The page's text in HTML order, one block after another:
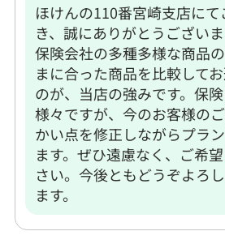
ほけんの110番宮崎支店に
き、誠にありがとうございま
保険会社の多種多様な商品
まに合った商品を比較して
のが、当店の強みです。保
様々ですが、今のお客様の
かい点を修正しながらプラ
ます。ぜひ遠慮なく、ご希
さい。今後ともどうぞよろ
ます。